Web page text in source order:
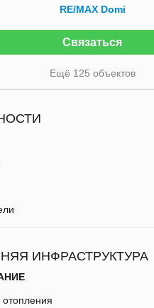
RE/MAX Domi
Связаться
Ещё 125 объектов
ИНФРАСТРУКТУРА